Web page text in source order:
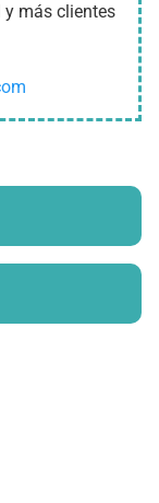
más clientes